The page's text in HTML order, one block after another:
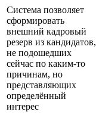
Система позволяет
сформировать
внешний кадровый
резерв из кандидатов,
не подошедших
сейчас по каким-то
причинам, но
представляющих
определённый
интерес